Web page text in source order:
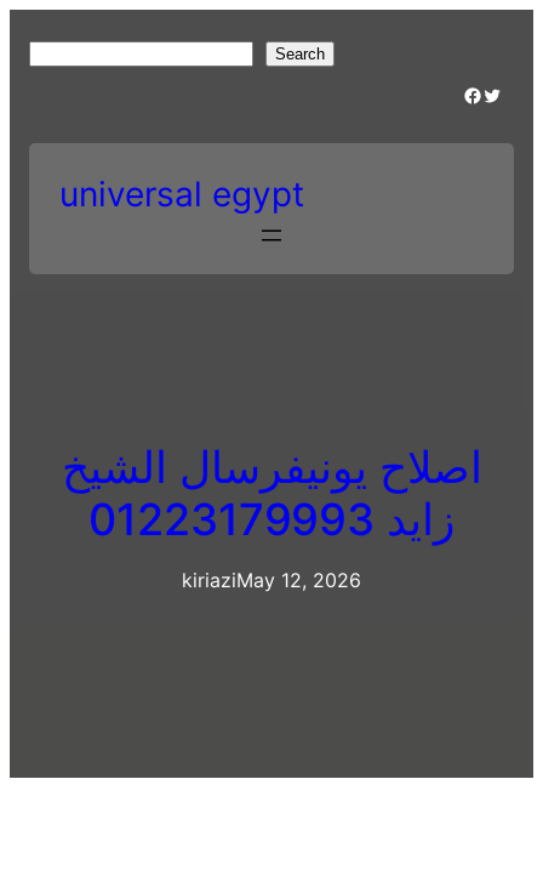
r
Search
Facebook Twitter
universal egypt
اصلاح يونيفرسال الشيخ
زايد 01223179993
kiriaziMay 12, 2026